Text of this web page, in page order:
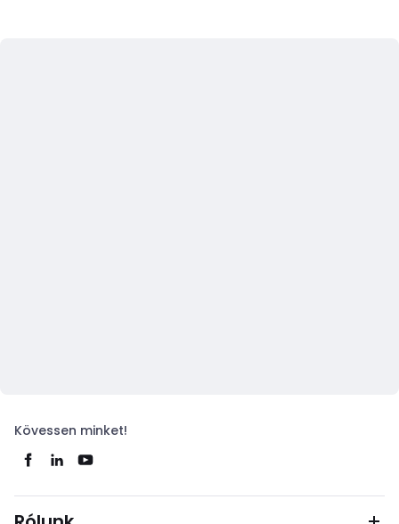
Kövessen minket!